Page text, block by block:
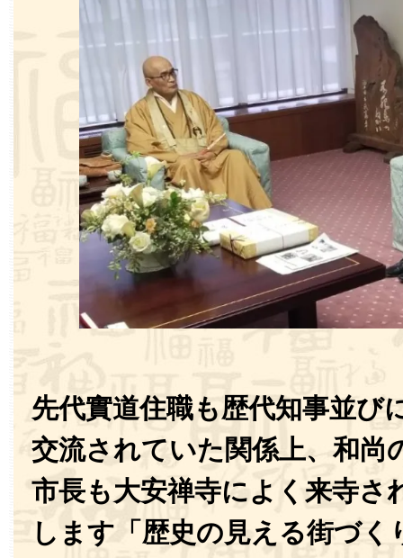
先代實道住職も歴代知事並び
交流されていた関係上、和尚
市長も大安禅寺によく来寺さ
します「歴史の見える街づ